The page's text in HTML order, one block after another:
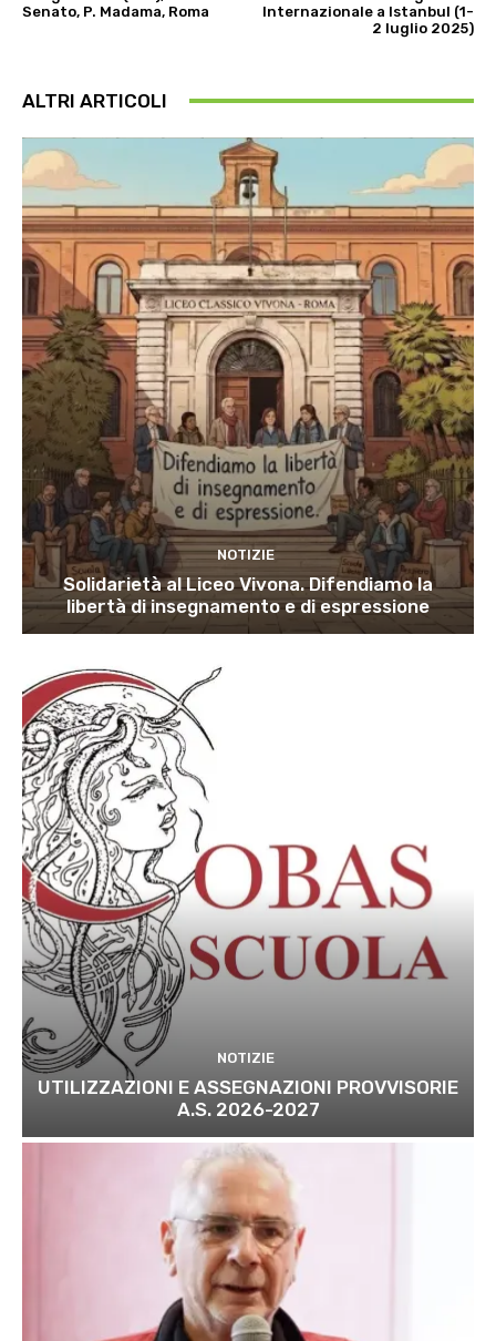
Senato, P. Madama, Roma
Internazionale a Istanbul (1-
2 luglio 2025)
ALTRI ARTICOLI
NOTIZIE
Solidarietà al Liceo Vivona. Difendiamo la
libertà di insegnamento e di espressione
NOTIZIE
UTILIZZAZIONI E ASSEGNAZIONI PROVVISORIE
A.S. 2026-2027